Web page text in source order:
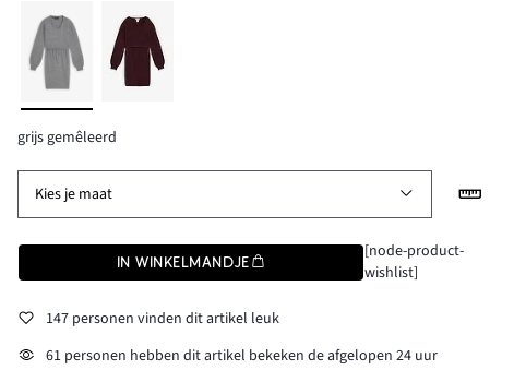
grijs gemêleerd
Kies je maat
IN WINKELMANDJE
[node-product-
wishlist]
147 personen vinden dit artikel leuk
61 personen hebben dit artikel bekeken de afgelopen 24 uur